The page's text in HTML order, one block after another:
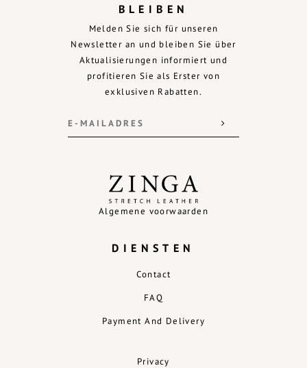
Algemene voorwaarden
DIENSTEN
Contact
FAQ
Payment And Delivery
Privacy
BLEIBEN
Melden Sie sich für unseren
Newsletter an und bleiben Sie über
Aktualisierungen informiert und
profitieren Sie als Erster von
exklusiven Rabatten.